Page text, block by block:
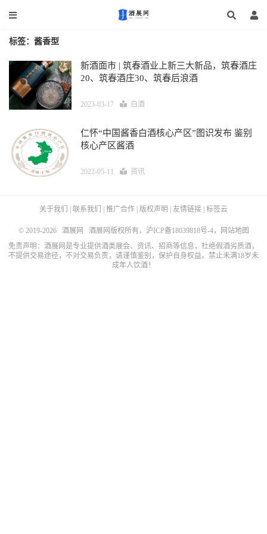
标签：酱香型
新酒面市 | 筑春酒业上新三大新品，筑春酒庄
20、筑春酒庄30、筑春后浪酒
2023-03-17 白酒
仁怀“中国酱香白酒核心产区”图识发布 鉴别
核心产区酱酒
2022-05-11 资讯
关于我们 联系我们 推广合作 版权声明 友情链接 标签云
© 2019-2026 酒展网 酒展网版权所有， 沪ICP备18039818号-4，
网站地图
免责声明：酒展网是专业提供酒类展会、资讯、招商等信息，杜绝假酒劣质酒，
不提供交易途径，不对交易负责，请谨慎鉴别，保护自身权益。禁止未满18岁未
成年人饮酒！